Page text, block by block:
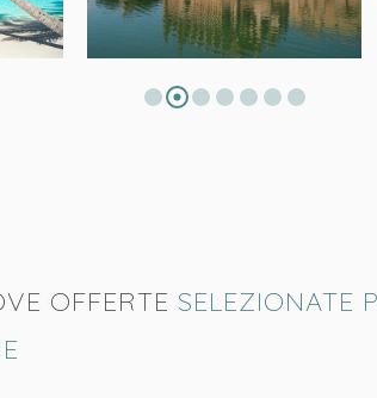
OFFERTE SELEZIONATE